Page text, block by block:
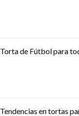
Torta de Fútbol para
Tendencias en tortas